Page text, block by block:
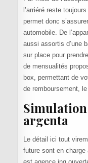
l’arriéré reste
permet donc
automobile. De
aussi assortis d’une
sur place pour
de mensualités
box, permettant de
de remboursement,
argenta
Le détail ici tout
future sont en charge